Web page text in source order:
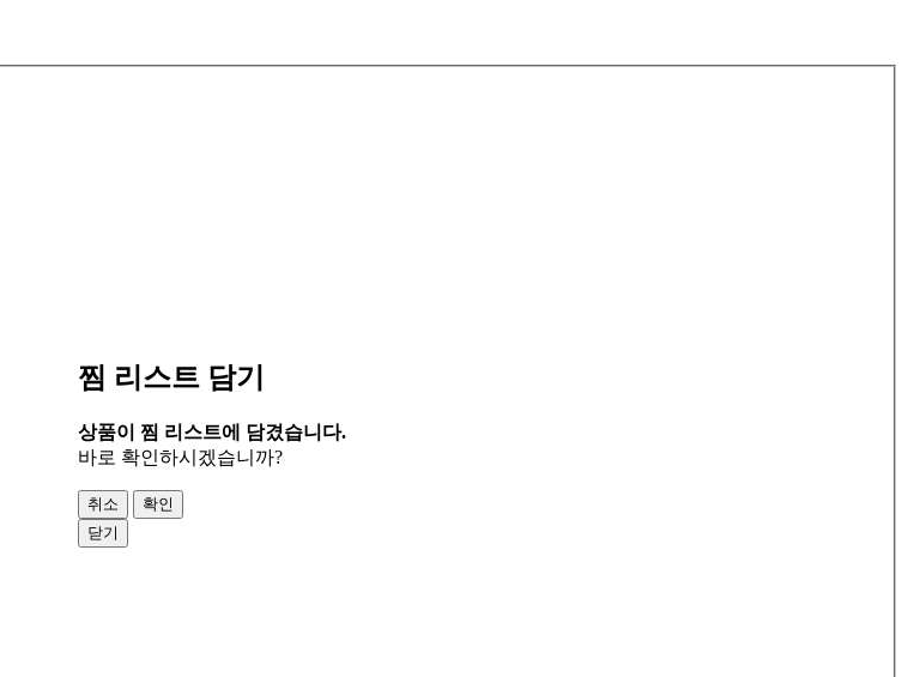
찜 리스트 담기
상품이 찜 리스트에 담겼습니다.
바로 확인하시겠습니까?
취소
확인
닫기